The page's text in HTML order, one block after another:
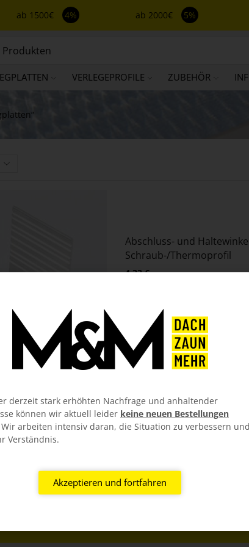
ab 1500€ 4% ab 2000€ 5%
VERLEGEPROFILE ZUBEHÖR
Abschluss- und
Schraub-/Thermoprofil
4,33€
derzeit stark erhöhten Nachfrage und anhaltender
können wir aktuell leider keine neuen Bestellungen
Wir arbeiten intensiv daran, die Situation zu verbessern und
Verständnis.
Akzeptieren und fortfahren